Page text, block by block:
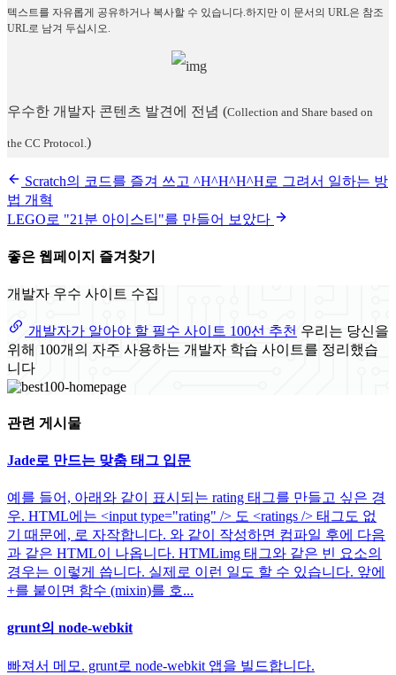
텍스트를 자유롭게 공유하거나 복사할 수 있습니다.하지만 이 문서의 URL은 참조
URL로 남겨 두십시오.
우수한 개발자 콘텐츠 발견에 전념 (Collection and Share based on
the CC Protocol. )
Scratch의 코드를 즐겨 쓰고 ^H^H^H^H로 그려서 일하는 방
법 개혁
LEGO로 "21분 아이스티"를 만들어 보았다
좋은 웹페이지 즐겨찾기
개발자 우수 사이트 수집
개발자가 알아야 할 필수 사이트 100선 추천 우리는 당신을
위해 100개의 자주 사용하는 개발자 학습 사이트를 정리했습
니다
관련 게시물
Jade로 만드는 맞춤 태그 입문
예를 들어, 아래와 같이 표시되는 rating 태그를 만들고 싶은 경
우. HTML에는 <input type="rating" /> 도 <ratings /> 태그도 없
기 때문에, 로 자작합니다. 와 같이 작성하면 컴파일 후에 다음
과 같은 HTML이 나옵니다. HTMLimg 태그와 같은 빈 요소의
경우는 이렇게 씁니다. 실제로 이런 일도 할 수 있습니다. 앞에
+를 붙이면 함수 (mixin)를 호...
grunt의 node-webkit
빠져서 메모. grunt로 node-webkit 앱을 빌드합니다.